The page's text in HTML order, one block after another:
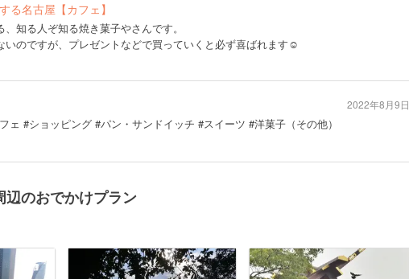
る名古屋【カフェ】
知る人ぞ知る焼き菓子やさんです。
いのですが、プレゼントなどで買っていくと必ず喜ばれます☺️
ェ #ショッピング #パン・サンドイッチ #スイーツ #洋菓子（その他）
2022年8月9日
辺のおでかけプラン